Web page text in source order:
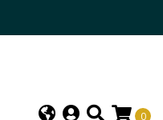
0